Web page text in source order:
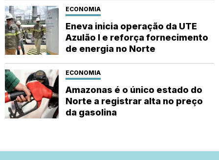
ECONOMIA
Eneva inicia operação da UTE
Azulão I e reforça fornecimento
de energia no Norte
ECONOMIA
Amazonas é o único estado do
Norte a registrar alta no preço
da gasolina